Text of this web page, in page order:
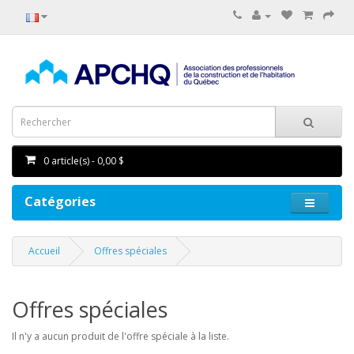
0 article(s) - 0,00 $
Catégories
Accueil Offres spéciales
Offres spéciales
Il n'y a aucun produit de l'offre spéciale à la liste.